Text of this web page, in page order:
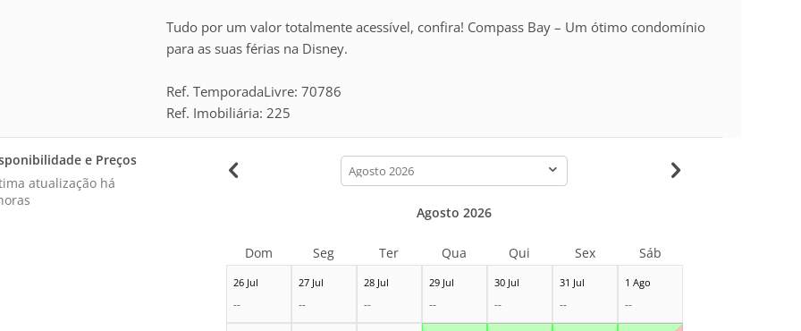
Tudo por um valor totalmente acessível, confira! Compass Bay – Um ótimo condomínio
para as suas férias na Disney.
Ref. TemporadaLivre: 70786
Ref. Imobiliária: 225
e Preços
atualização há
calendar-
month
26 Jul
--
27 Jul
--
28 Jul
--
29 Jul
--
30 Jul
--
31 Jul
--
1 Ago
--
Agosto 2026
Dom Seg Ter Qua Qui Sex Sáb